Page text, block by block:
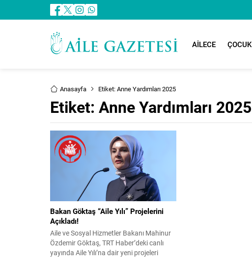
AİLECE ÇOCUK
Anasayfa Etiket: Anne Yardımları 2025
Etiket: Anne Yardımları 2025
Bakan Göktaş “Aile Yılı” Projelerini
Açıkladı!
Aile ve Sosyal Hizmetler Bakanı Mahinur
Özdemir Göktaş, TRT Haber’deki canlı
yayında Aile Yılı’na dair yeni projeleri